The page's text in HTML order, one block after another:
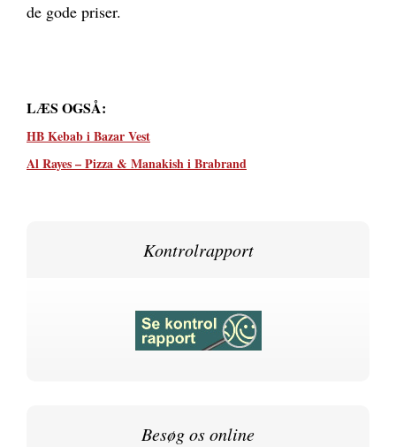
de gode priser.
LÆS OGSÅ:
HB Kebab i Bazar Vest
Al Rayes – Pizza & Manakish i Brabrand
Kontrolrapport
Besøg os online